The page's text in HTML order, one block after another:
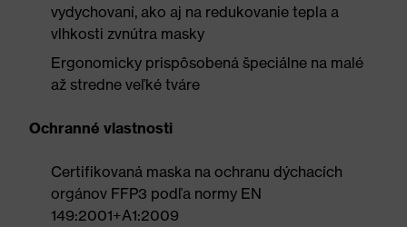
vydychovaní, ako aj na redukovanie tepla a
vlhkosti zvnútra masky
Ergonomicky prispôsobená špeciálne na malé
až stredne veľké tváre
Ochranné vlastnosti
Certifikovaná maska na ochranu dýchacích
orgánov FFP3 podľa normy EN
149:2001+A1:2009